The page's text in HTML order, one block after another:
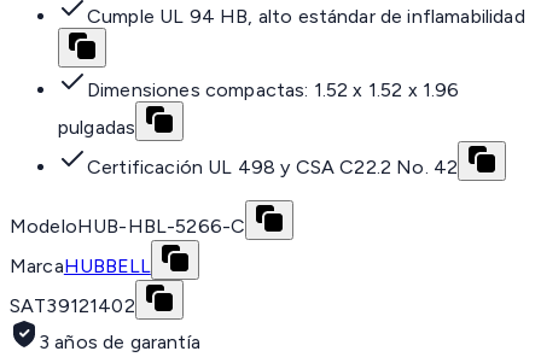
Cumple UL 94 HB, alto estándar de inflamabilidad
Dimensiones compactas: 1.52 x 1.52 x 1.96
pulgadas
Certificación UL 498 y CSA C22.2 No. 42
ModeloHUB-HBL-5266-C
MarcaHUBBELL
SAT39121402
3 años de garantía